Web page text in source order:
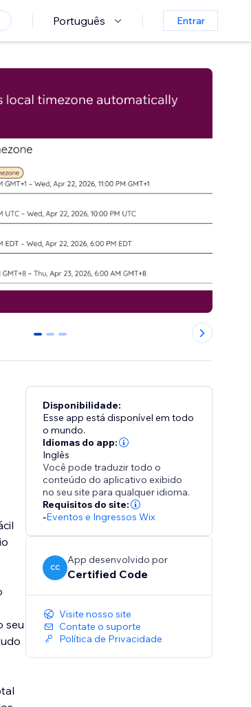
Português Entrar
0 1 2
seu
Disponibilidade:
Esse app está disponível em todo
o mundo.
Idiomas do app:
Inglês
Você pode traduzir todo o
conteúdo do aplicativo exibido
no seu site para qualquer idioma.
Requisitos do site:
-Eventos e Ingressos Wix
CC
App desenvolvido por
Certified Code
Visite nosso site
Contate o suporte
Política de Privacidade